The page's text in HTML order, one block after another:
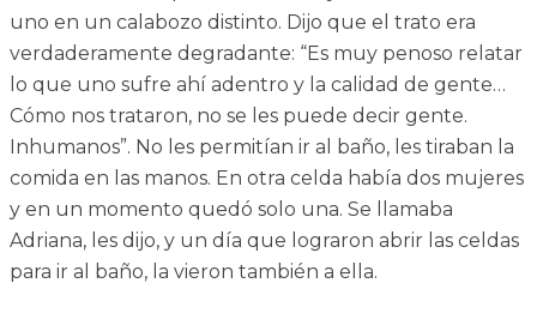
uno en un calabozo distinto. Dijo que el trato era
verdaderamente degradante: “Es muy penoso relatar
lo que uno sufre ahí adentro y la calidad de gente…
Cómo nos trataron, no se les puede decir gente.
Inhumanos”. No les permitían ir al baño, les tiraban la
comida en las manos. En otra celda había dos mujeres
y en un momento quedó solo una. Se llamaba
Adriana, les dijo, y un día que lograron abrir las celdas
para ir al baño, la vieron también a ella.